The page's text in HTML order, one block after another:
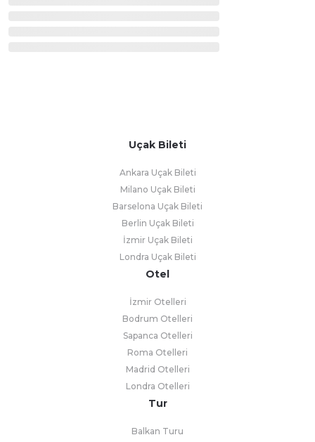
Uçak Bileti
Ankara Uçak Bileti
Milano Uçak Bileti
Barselona Uçak Bileti
Berlin Uçak Bileti
İzmir Uçak Bileti
Londra Uçak Bileti
Otel
İzmir Otelleri
Bodrum Otelleri
Sapanca Otelleri
Roma Otelleri
Madrid Otelleri
Londra Otelleri
Tur
Balkan Turu